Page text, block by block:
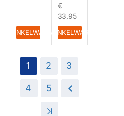
IN WINKELWAGEN
€
33,95
IN WINKELWAGEN
1 2 3
4 5 >
>|